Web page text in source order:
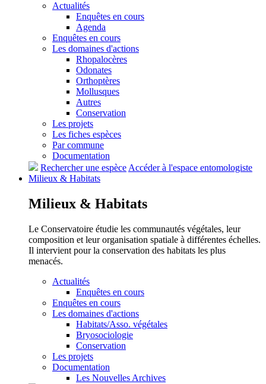
Actualités
Enquêtes en cours
Agenda
Enquêtes en cours
Les domaines d'actions
Rhopalocères
Odonates
Orthoptères
Mollusques
Autres
Conservation
Les projets
Les fiches espèces
Par commune
Documentation
Rechercher une espèce Accéder à l'espace entomologiste
Milieux & Habitats
Milieux & Habitats
Le Conservatoire étudie les communautés végétales, leur
composition et leur organisation spatiale à différentes échelles.
Il intervient pour la conservation des habitats les plus
menacés.
Actualités
Enquêtes en cours
Enquêtes en cours
Les domaines d'actions
Habitats/Asso. végétales
Bryosociologie
Conservation
Les projets
Documentation
Les Nouvelles Archives